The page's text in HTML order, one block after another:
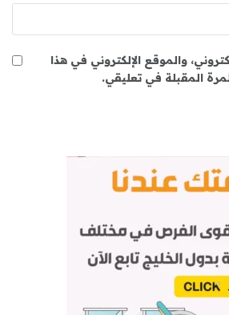
والموقع الإلكتروني في هذا
المقبلة في تعليقي.